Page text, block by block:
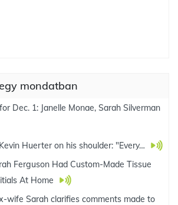
mondatban
Dec. 1: Janelle Monae, Sarah Silverman
Huerter on his shoulder: "Every…
Ferguson Had Custom-Made Tissue
At Home
wife Sarah clarifies comments made to